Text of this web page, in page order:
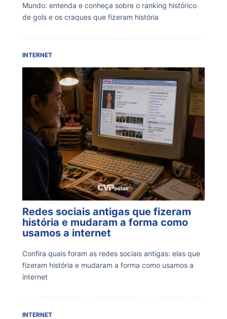
Mundo: entenda e conheça sobre o ranking histórico
de gols e os craques que fizeram história
INTERNET
Redes sociais antigas que fizeram
história e mudaram a forma como
usamos a internet
Confira quais foram as redes sociais antigas: elas que
fizeram história e mudaram a forma como usamos a
internet
INTERNET